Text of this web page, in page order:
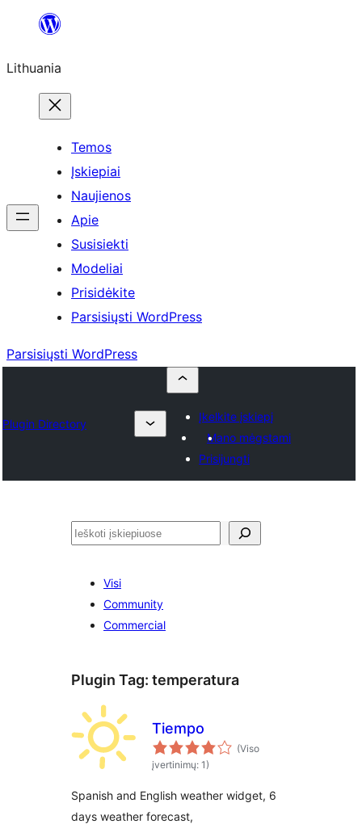
turinio
Lithuania
Temos
Įskiepiai
Naujienos
Apie
Susisiekti
Modeliai
Prisidėkite
Parsisiųsti WordPress
Parsisiųsti WordPress
Plugin Directory
Įkelkite įskiepį
Mano mėgstami
Prisijungti
Paieška
Visi
Community
Commercial
Plugin Tag: temperatura
Tiempo
(Viso
įvertinimų: 1)
Spanish and English weather widget, 6
days weather forecast,